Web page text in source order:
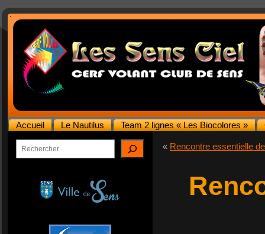
Accueil Le Nautilus Team 2 lignes « Les Biocolores »
Rechercher
« Rencontre essentielle